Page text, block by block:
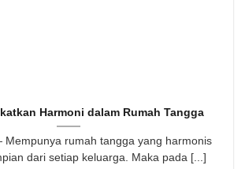
Harmoni dalam Rumah Tangga
Mempunya rumah tangga yang harmonis
dari setiap keluarga. Maka pada [...]